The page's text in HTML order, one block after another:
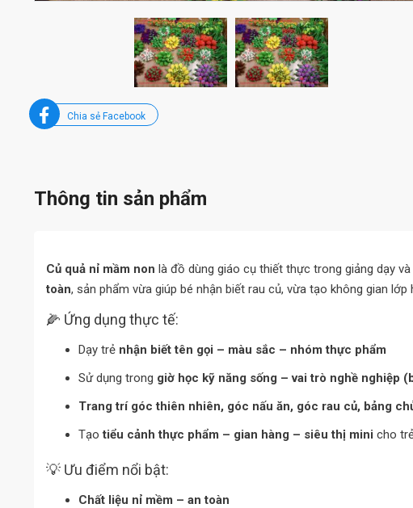
Chia sẻ Facebook
Thông tin sản phẩm
Củ quả nỉ mầm non là đồ dùng giáo cụ thiết thực trong giảng dạy
toàn, sản phẩm vừa giúp bé nhận biết rau củ, vừa tạo không gian lớp
🌽 Ứng dụng thực tế:
Dạy trẻ nhận biết tên gọi – màu sắc – nhóm thực phẩm
Sử dụng trong giờ học kỹ năng sống – vai trò nghề nghiệp
Trang trí góc thiên nhiên, góc nấu ăn, góc rau củ, bảng
Tạotiểu cảnh thực phẩm – gian hàng – siêu thị mini cho
💡 Ưu điểm nổi bật:
Chất liệu nỉ mềm – an toàn